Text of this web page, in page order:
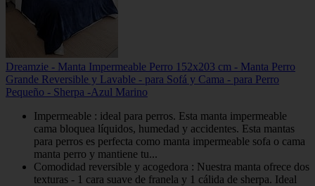
Dreamzie - Manta Impermeable Perro 152x203 cm - Manta Perro
Grande Reversible y Lavable - para Sofá y Cama - para Perro
Pequeño - Sherpa -Azul Marino
Impermeable : ideal para perros. Esta manta impermeable
cama bloquea líquidos, humedad y accidentes. Esta mantas
para perros es perfecta como manta impermeable sofa o cama
manta perro y mantiene tu...
Comodidad reversible y acogedora : Nuestra manta ofrece dos
texturas - 1 cara suave de franela y 1 cálida de sherpa. Ideal